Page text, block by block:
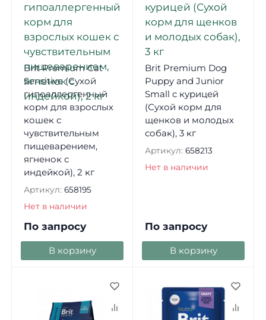
Brit Premium Cat
Sensitive (Сухой
гипоаллергенный
корм для взрослых
кошек с
чувствительным
пищеварением,
ягненок с
индейкой), 2 кг
Артикул: 658195
Нет в наличии
По запросу
В корзину
Brit Premium Dog
Puppy and Junior
Small с курицей
(Сухой корм для
щенков и молодых
собак), 3 кг
Артикул: 658213
Нет в наличии
По запросу
В корзину